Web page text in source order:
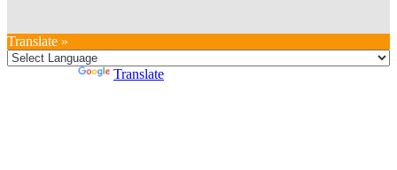
Translate »
Translate